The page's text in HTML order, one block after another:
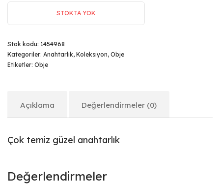
STOKTA YOK
Stok kodu: 1454968
Kategoriler: Anahtarlık, Koleksiyon, Obje
Etiketler: Obje
Açıklama Değerlendirmeler (0)
Çok temiz güzel anahtarlık
Değerlendirmeler